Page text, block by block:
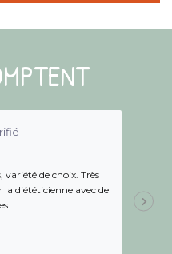
variété de choix. Très
diététicienne avec de
de l
aidé